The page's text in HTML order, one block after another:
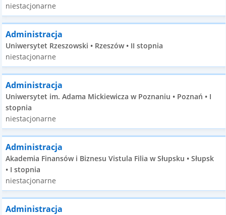
niestacjonarne
Administracja
Uniwersytet Rzeszowski • Rzeszów • II stopnia
niestacjonarne
Administracja
Uniwersytet im. Adama Mickiewicza w Poznaniu • Poznań • I
stopnia
niestacjonarne
Administracja
Akademia Finansów i Biznesu Vistula Filia w Słupsku • Słupsk
• I stopnia
niestacjonarne
Administracja